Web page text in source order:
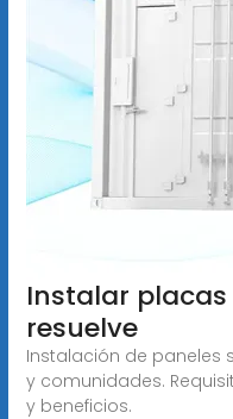
Instalar placas
resuelve
Instalación de paneles
y comunidades.
y beneficios.